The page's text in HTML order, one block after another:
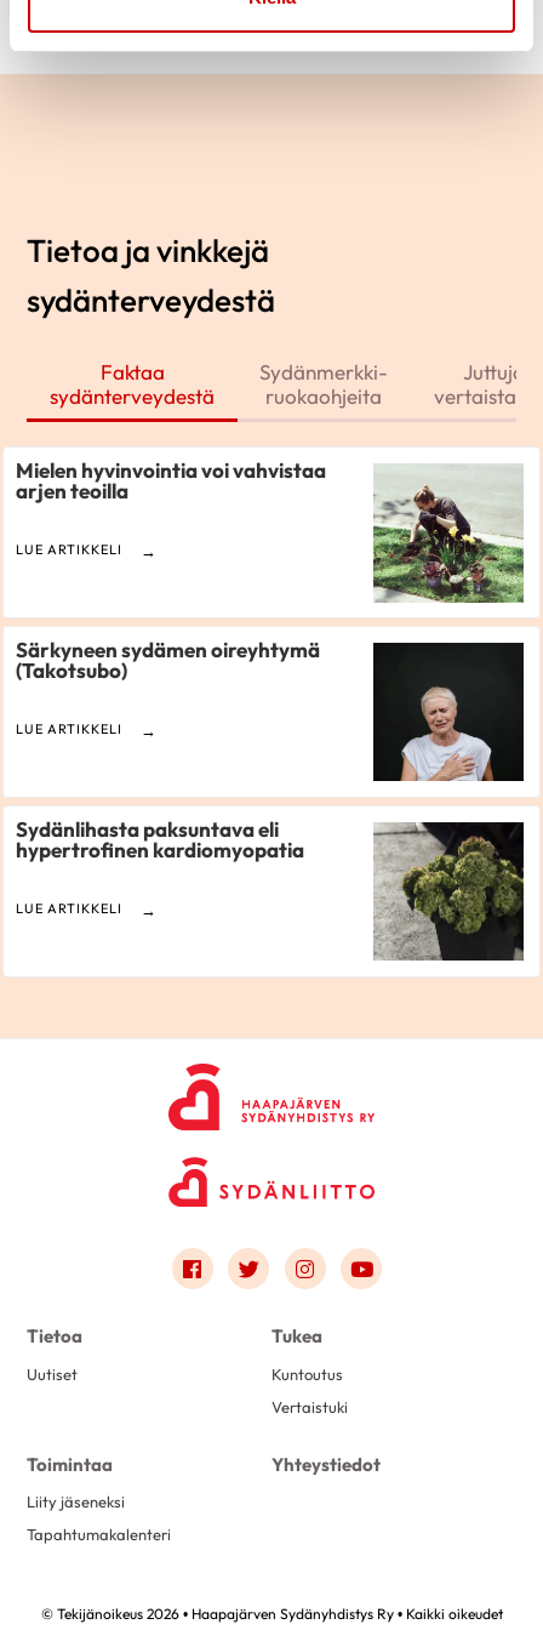
Tietoa ja vinkkejä
sydänterveydestä
Faktaa
sydänterveydestä
Sydänmerkki-
ruokaohjeita
Juttuja
Mielen hyvinvointia voi vahvistaa
arjen teoilla
LUE ARTIKKELI
Särkyneen sydämen oireyhtymä
(Takotsubo)
LUE ARTIKKELI
Sydänlihasta paksuntava eli
hypertrofinen kardiomyopatia
LUE ARTIKKELI
Link to facebook
Link to twitter
Link to instagram
Link to youtube
Tietoa
Uutiset
Tukea
Kuntoutus
Vertaistuki
Toimintaa
Liity jäseneksi
Tapahtumakalenteri
Yhteystiedot
© Tekijänoikeus 2026 • Haapajärven Sydänyhdistys Ry • Kaikki oikeudet